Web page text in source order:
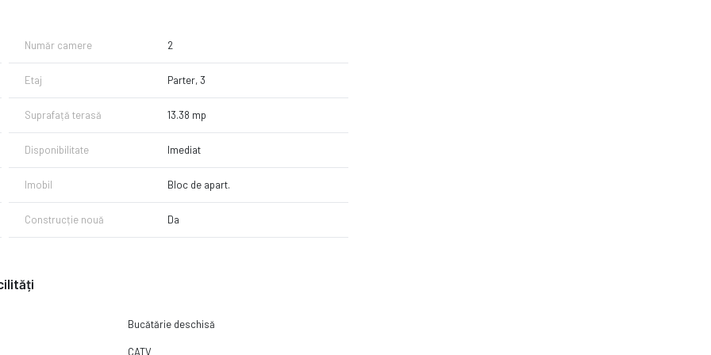
rezidențiale occidentale, cu fațade moderne, suprafețe
Număr camere 2
Etaj Parter, 3
Suprafață terasă 13.38 mp
Disponibilitate Imediat
Imobil Bloc de apart.
Construcție nouă Da
Bucătărie deschisă
CATV